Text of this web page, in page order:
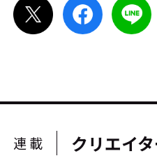
連載 クリエイ